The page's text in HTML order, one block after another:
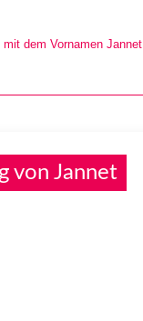
dem Vornamen Jannet
von Jannet